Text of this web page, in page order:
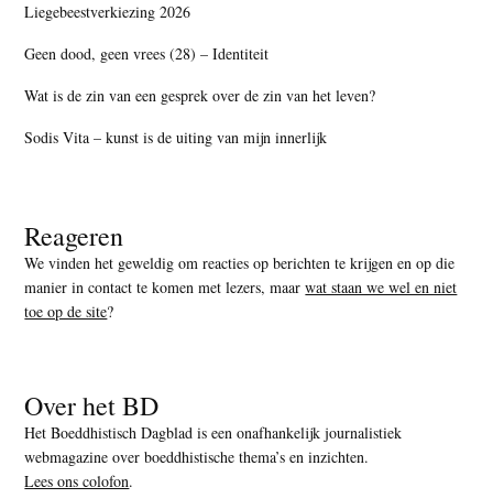
Liegebeestverkiezing 2026
Geen dood, geen vrees (28) – Identiteit
Wat is de zin van een gesprek over de zin van het leven?
Sodis Vita – kunst is de uiting van mijn innerlijk
Reageren
We vinden het geweldig om reacties op berichten te krijgen en op die
manier in contact te komen met lezers, maarwat staan we wel en niet
toe op de site?
Over het BD
Het Boeddhistisch Dagblad is een onafhankelijk journalistiek
webmagazine over boeddhistische thema’s en inzichten.
Lees ons colofon.